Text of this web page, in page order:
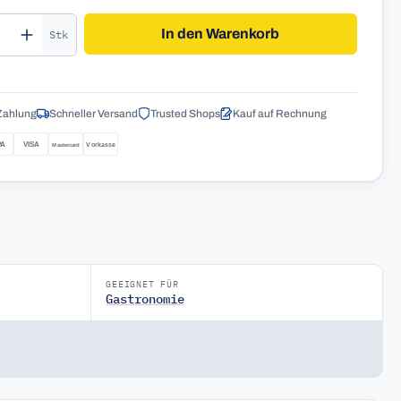
Anzahl: Gib den gewünschten Wert
Stk In den Warenkorb
Schneller Versand Trusted Shops Kauf auf Rechnung
GEEIGNET FÜR
Gastronomie